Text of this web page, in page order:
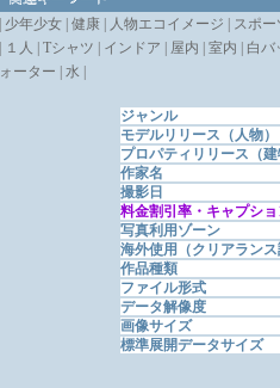
| 少年少女 | 健康 | 人物エコイメージ | スポ
| １人 | Tシャツ | インドア | 屋内 | 室内 | 白
ォーター | 水 |
ジャンル
モデルリリース（人物）
プロパティリリース（
作家名
撮影日
料金割引率・キャプシ
写真利用ゾーン
海外使用（クリアラン
作品種類
ファイル形式
データ解像度
画像サイズ
標準展開データサイズ